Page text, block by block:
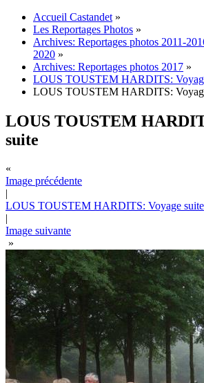
Accueil Castandet »
Les Reportages Photos »
Archives: Reportages photos 2011-
2020 »
Archives: Reportages photos 2017 »
LOUS TOUSTEM HARDITS:
LOUS TOUSTEM HARDITS:
LOUS TOUSTEM
suite
«
Image précédente
|
LOUS TOUSTEM HARDITS: Voyage suite
|
Image suivante
»